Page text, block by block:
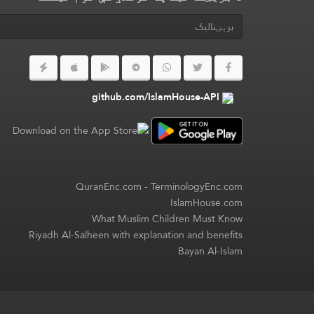
github.com/IslamHouse-API
QuranEnc.com-TerminologyEnc.com
IslamHouse.com
What Muslim Children Must Know
Riyadh Al-Salheen with explanation and benefits
Bayan Al-Islam